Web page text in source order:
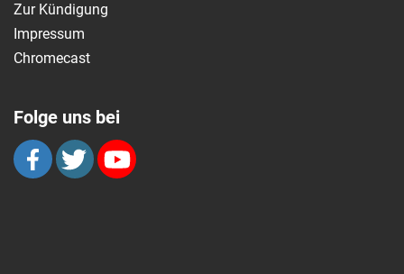
Zur Kündigung
Impressum
Chromecast
Folge uns bei